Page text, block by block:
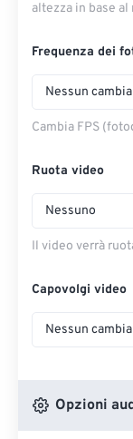
altezza in base
Frequenza dei
Nessun
Cambia FPS
Ruota video
Nessuno
Il video verrà
Capovolgi video
Nessun
Opzioni